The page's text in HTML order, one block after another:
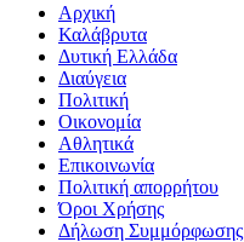
Αρχική
Καλάβρυτα
Δυτική Ελλάδα
Διαύγεια
Πολιτική
Οικονομία
Αθλητικά
Επικοινωνία
Πολιτική απορρήτου
Όροι Χρήσης
Δήλωση Συμμόρφωσης